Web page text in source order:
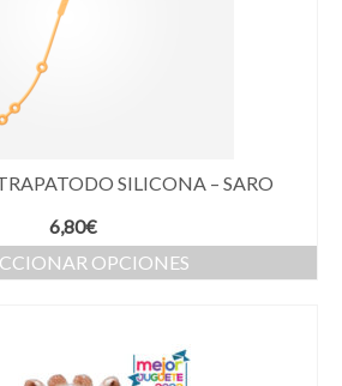
SILICONA – SARO
6,80€
OPCIONES